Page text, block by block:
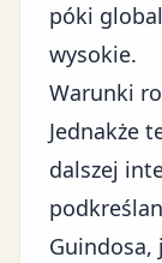
póki
wysokie.
Warunki
Jednakże
dalszej
Guindosa,